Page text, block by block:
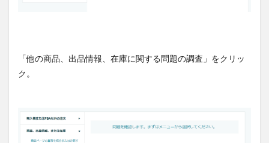
「他の商品、出品情報、在庫に関する問題の調査」をクリッ
ク。